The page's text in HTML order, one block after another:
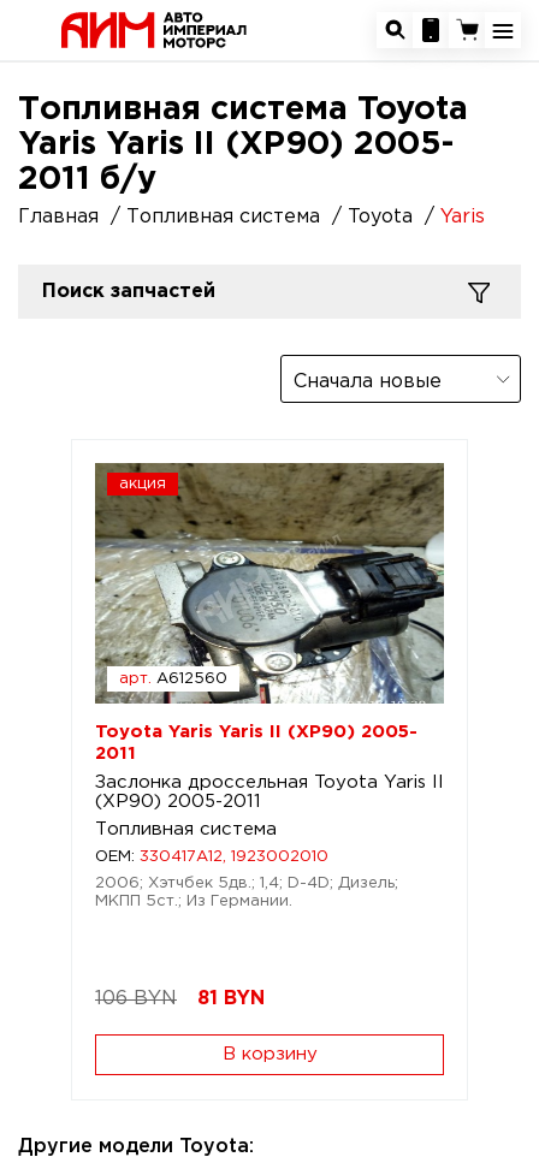
Топливная система Toyota
Yaris Yaris II (XP90) 2005-
2011 б/у
Главная Топливная система Toyota Yaris
Поиск запчастей
Сначала новые
акция
арт. A612560
Toyota Yaris Yaris II (XP90) 2005-
2011
Заслонка дроссельная Toyota Yaris II
(XP90) 2005-2011
Топливная система
OEM: 330417A12, 1923002010
2006; Хэтчбек 5дв.; 1,4; D-4D; Дизель;
МКПП 5ст.; Из Германии.
106 BYN 81 BYN
В корзину
Другие модели Toyota: